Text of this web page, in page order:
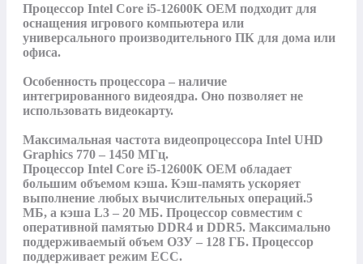
Процессор Intel Core i5-12600K OEM подходит для
оснащения игрового компьютера или
универсального производительного ПК для дома или
офиса.
Особенность процессора – наличие
интегрированного видеоядра. Оно позволяет не
использовать видеокарту.
Максимальная частота видеопроцессора Intel UHD
Graphics 770 – 1450 МГц.
Процессор Intel Core i5-12600K OEM обладает
большим объемом кэша. Кэш-память ускоряет
выполнение любых вычислительных операций.5
МБ, а кэша L3 – 20 МБ. Процессор совместим с
оперативной памятью DDR4 и DDR5. Максимально
поддерживаемый объем ОЗУ – 128 ГБ. Процессор
поддерживает режим ECC.